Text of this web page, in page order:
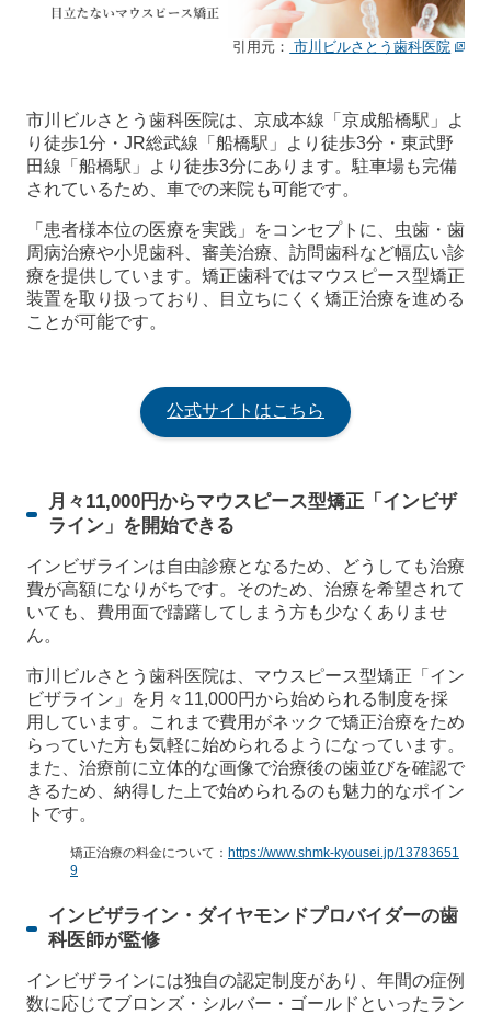
引用元： 市川ビルさとう歯科医院
市川ビルさとう歯科医院は、京成本線「京成船橋駅」よ
り徒歩1分・JR総武線「船橋駅」より徒歩3分・東武野
田線「船橋駅」より徒歩3分にあります。駐車場も完備
されているため、車での来院も可能です。
「患者様本位の医療を実践」をコンセプトに、虫歯・歯
周病治療や小児歯科、審美治療、訪問歯科など幅広い診
療を提供しています。矯正歯科ではマウスピース型矯正
装置を取り扱っており、目立ちにくく矯正治療を進める
ことが可能です。
公式サイトはこちら
月々11,000円からマウスピース型矯正「インビザ
ライン」を開始できる
インビザラインは自由診療となるため、どうしても治療
費が高額になりがちです。そのため、治療を希望されて
いても、費用面で躊躇してしまう方も少なくありませ
ん。
市川ビルさとう歯科医院は、マウスピース型矯正「イン
ビザライン」を月々11,000円から始められる制度を採
用しています。これまで費用がネックで矯正治療をため
らっていた方も気軽に始められるようになっています。
また、治療前に立体的な画像で治療後の歯並びを確認で
きるため、納得した上で始められるのも魅力的なポイン
トです。
矯正治療の料金について： https://www.shmk-kyousei.jp/13783651
9
インビザライン・ダイヤモンドプロバイダーの歯
科医師が監修
インビザラインには独自の認定制度があり、年間の症例
数に応じてブロンズ・シルバー・ゴールドといったラン